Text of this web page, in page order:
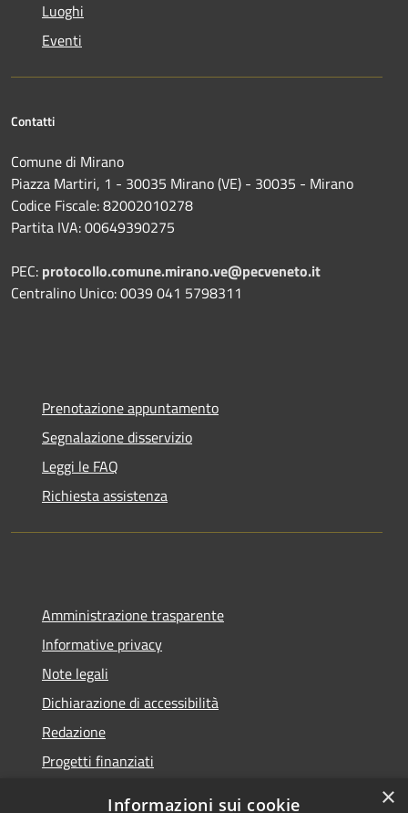
Luoghi
Eventi
Contatti
Comune di Mirano
Piazza Martiri, 1 - 30035 Mirano (VE) - 30035 - Mirano
Codice Fiscale: 82002010278
Partita IVA: 00649390275
PEC: protocollo.comune.mirano.ve@pecveneto.it
Centralino Unico: 0039 041 5798311
Prenotazione appuntamento
Segnalazione disservizio
Leggi le FAQ
Richiesta assistenza
Amministrazione trasparente
Informative privacy
Note legali
Dichiarazione di accessibilità
Redazione
Progetti finanziati
×
Informazioni sui cookie